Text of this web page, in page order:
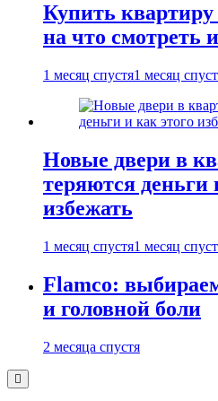
Купить квартиру
на что смотреть
1 месяц спустя1 месяц
Новые двери в
теряются деньги
избежать
1 месяц спустя1 месяц
Flamco:
и головной боли
2 месяца спустя